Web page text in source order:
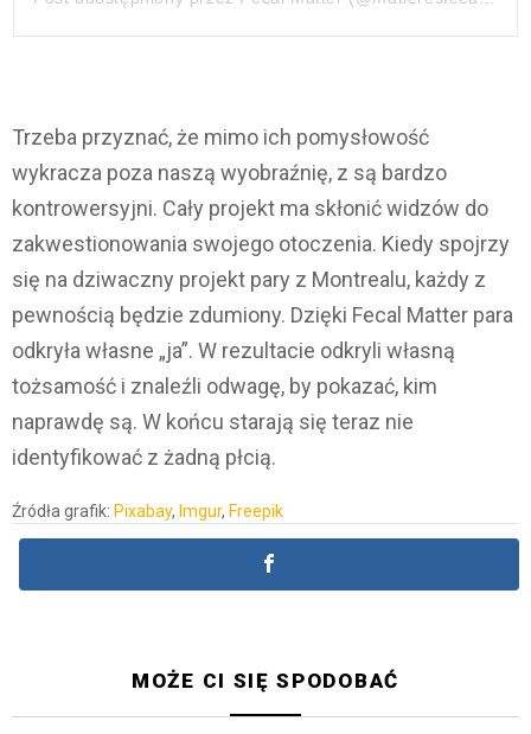
Trzeba przyznać, że mimo ich pomysłowość
wykracza poza naszą wyobraźnię, z są bardzo
kontrowersyjni. Cały projekt ma skłonić widzów do
zakwestionowania swojego otoczenia. Kiedy spojrzy
się na dziwaczny projekt pary z Montrealu, każdy z
pewnością będzie zdumiony. Dzięki Fecal Matter para
odkryła własne „ja”. W rezultacie odkryli własną
tożsamość i znaleźli odwagę, by pokazać, kim
naprawdę są. W końcu starają się teraz nie
identyfikować z żadną płcią.
Źródła grafik: Pixabay, Imgur, Freepik
MOŻE CI SIĘ SPODOBAĆ